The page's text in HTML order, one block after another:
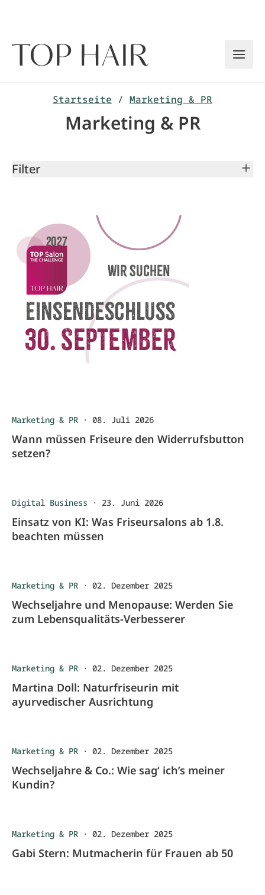
Startseite / Marketing & PR
Marketing & PR
Marketing & PR · 08. Juli 2026
Wann müssen Friseure den Widerrufsbutton
setzen?
Digital Business · 23. Juni 2026
Einsatz von KI: Was Friseursalons ab 1.8.
beachten müssen
Marketing & PR · 02. Dezember 2025
Wechseljahre und Menopause: Werden Sie
zum Lebensqualitäts-Verbesserer
Marketing & PR · 02. Dezember 2025
Martina Doll: Naturfriseurin mit
ayurvedischer Ausrichtung
Marketing & PR · 02. Dezember 2025
Wechseljahre & Co.: Wie sag‘ ich’s meiner
Kundin?
Marketing & PR · 02. Dezember 2025
Gabi Stern: Mutmacherin für Frauen ab 50
Filter